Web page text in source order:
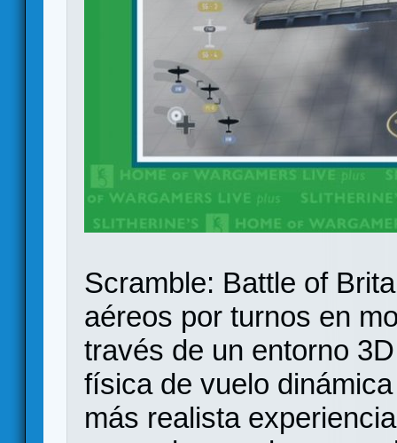
Scramble: Battle of
aéreos por turnos en
través de un entorno
física de vuelo
más realista